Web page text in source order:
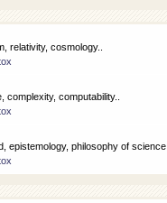
relativity, cosmology..
complexity, computability..
epistemology, philosophy of science..